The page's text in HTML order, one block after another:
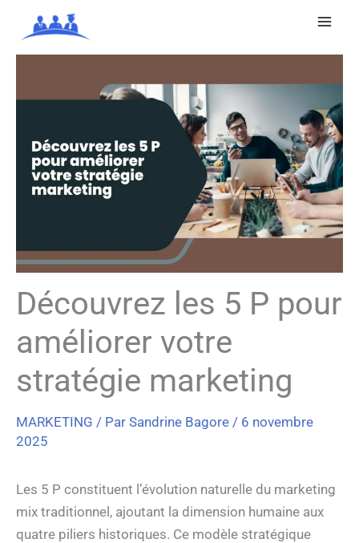
contenu
Découvrez les 5 P pour
améliorer votre
stratégie marketing
MARKETING / Par Sandrine Bagore / 6 novembre
2025
Les 5 P constituent l’évolution naturelle du marketing
mix traditionnel, ajoutant la dimension humaine aux
quatre piliers historiques. Ce modèle stratégique